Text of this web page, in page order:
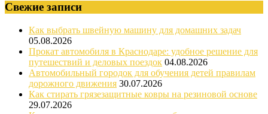
Свежие записи
Как выбрать швейную машину для домашних задач
05.08.2026
Прокат автомобиля в Краснодаре: удобное решение для
путешествий и деловых поездок 04.08.2026
Автомобильный городок для обучения детей правилам
дорожного движения 30.07.2026
Как стирать грязезащитные ковры на резиновой основе
29.07.2026